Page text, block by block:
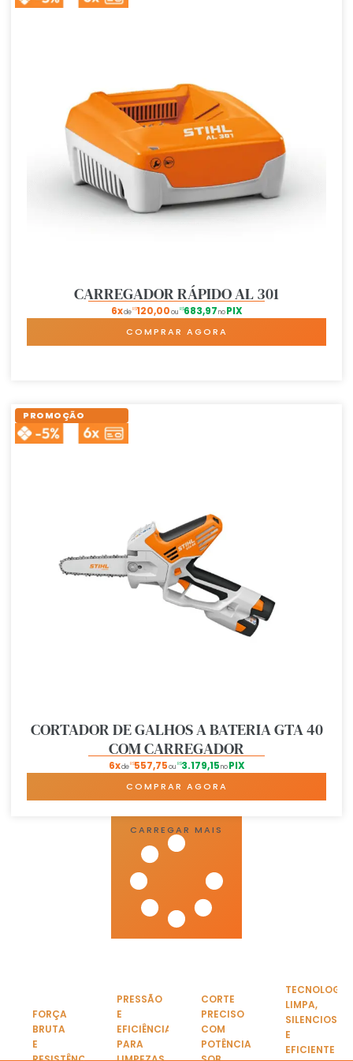
CARREGADOR RÁPIDO AL 301
6xdeR$120,00ou R$683,97no PIX
COMPRAR AGORA
CORTADOR DE GALHOS A BATERIA GTA 40
COM CARREGADOR
6xdeR$557,75ou R$3.179,15no PIX
COMPRAR AGORA
PROMOÇÃO
CARREGAR MAIS
FORÇA
BRUTA
E
PRESSÃO
E
EFICIÊNCIA
PARA
CORTE
PRECISO
COM
POTÊNCIA
TECNOLOGIA
LIMPA,
SILENCIOSA
E
EFICIENTE